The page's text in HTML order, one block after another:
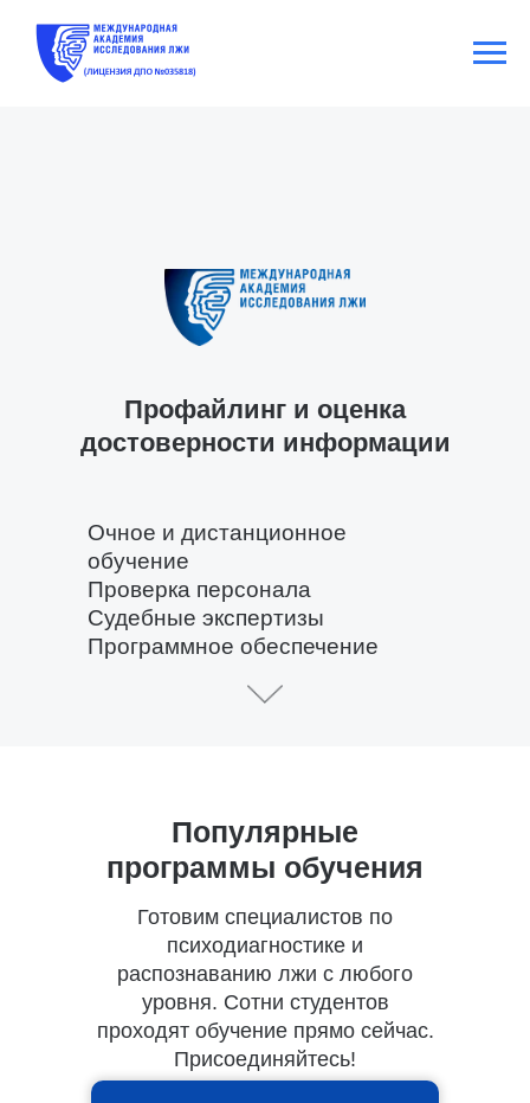
Очное и дистанционное
обучение
Проверка персонала
Судебные экспертизы
Программное обеспечение
Профайлинг и оценка
достоверности информации
Популярные
программы обучения
Готовим специалистов по
психодиагностике и
распознаванию лжи с любого
уровня. Сотни студентов
проходят обучение прямо сейчас.
Присоединяйтесь!